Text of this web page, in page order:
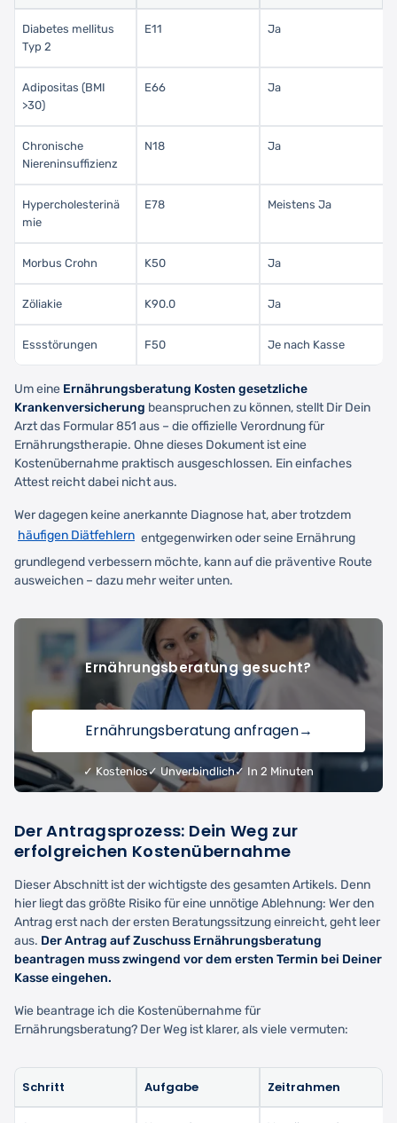
Diabetes mellitus
Typ 2
E11 Ja
Adipositas (BMI
>30)
E66 Ja
Chronische
Niereninsuffizienz
N18 Ja
Hypercholesterinä
mie
E78 Meistens Ja
Morbus Crohn K50 Ja
Zöliakie K90.0 Ja
Essstörungen F50 Je nach Kasse
Um eine Ernährungsberatung Kosten gesetzliche
Krankenversicherung beanspruchen zu können, stellt Dir Dein
Arzt das Formular 851 aus – die offizielle Verordnung für
Ernährungstherapie. Ohne dieses Dokument ist eine
Kostenübernahme praktisch ausgeschlossen. Ein einfaches
Attest reicht dabei nicht aus.
Wer dagegen keine anerkannte Diagnose hat, aber trotzdem
häufigen Diätfehlern entgegenwirken oder seine Ernährung
grundlegend verbessern möchte, kann auf die präventive Route
ausweichen – dazu mehr weiter unten.
Ernährungsberatung gesucht?
Ernährungsberatung anfragen→
✓ Kostenlos✓ Unverbindlich✓ In 2 Minuten
Der Antragsprozess: Dein Weg zur
erfolgreichen Kostenübernahme
Dieser Abschnitt ist der wichtigste des gesamten Artikels. Denn
hier liegt das größte Risiko für eine unnötige Ablehnung: Wer den
Antrag erst nach der ersten Beratungssitzung einreicht, geht leer
aus. Der Antrag auf Zuschuss Ernährungsberatung
beantragen muss zwingend vor dem ersten Termin bei Deiner
Kasse eingehen.
Wie beantrage ich die Kostenübernahme für
Ernährungsberatung? Der Weg ist klarer, als viele vermuten:
Schritt Aufgabe Zeitrahmen